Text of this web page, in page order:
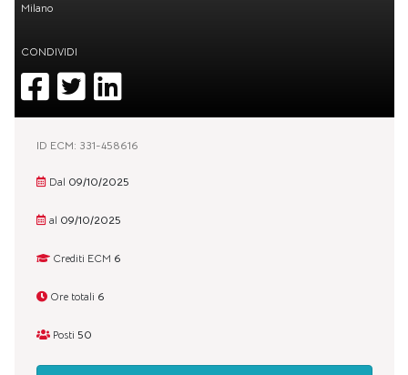
Milano
CONDIVIDI
ID ECM: 331-458616
Dal 09/10/2025
al 09/10/2025
Crediti ECM 6
Ore totali 6
Posti 50